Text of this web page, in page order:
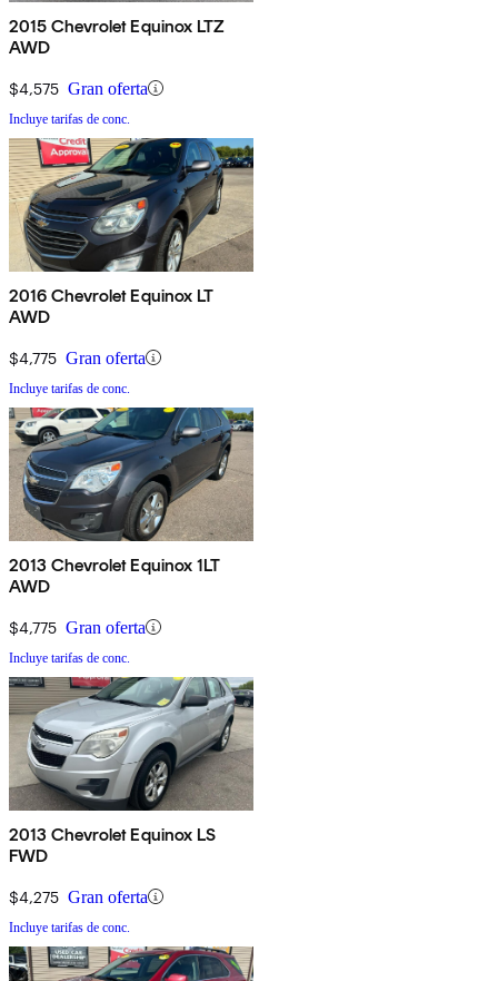
2015 Chevrolet Equinox LTZ
AWD
$4,575 Gran oferta
Incluye tarifas de conc.
2016 Chevrolet Equinox LT
AWD
$4,775 Gran oferta
Incluye tarifas de conc.
2013 Chevrolet Equinox 1LT
AWD
$4,775 Gran oferta
Incluye tarifas de conc.
2013 Chevrolet Equinox LS
FWD
$4,275 Gran oferta
Incluye tarifas de conc.